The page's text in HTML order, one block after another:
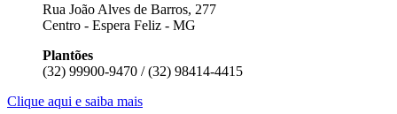
Rua João Alves de Barros, 277
Centro - Espera Feliz - MG
Plantões
(32) 99900-9470 / (32) 98414-4415
Clique aqui e saiba mais